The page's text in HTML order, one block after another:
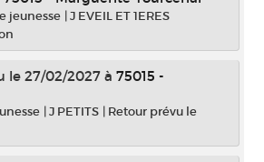
jeunesse |J EVEIL ET 1ERES
le 27/02/2027 à 75015 -
|J PETITS | Retour prévu le